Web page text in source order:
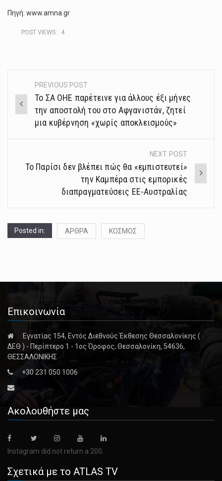
Πηγή: www.amna.gr
POST VIEWS: 4
Post
navigation
PREVIOUS POST
Το ΣΑ ΟΗΕ παρέτεινε για άλλους έξι μήνες
την αποστολή του στο Αφγανιστάν, ζητεί
μια κυβέρνηση «χωρίς αποκλεισμούς»
NEXT POST
Το Παρίσι δεν βλέπει πώς θα «εμπιστευτεί»
την Καμπέρα στις εμπορικές
διαπραγματεύσεις ΕΕ-Αυστραλίας
Posted in: ΑΡΘΡΑ ΚΟΣΜΟΣ
Επικοινωνία
Εγνατίας 154, Εντός Διεθνούς Έκθεσης Θεσσαλονίκης (
ΔΕΘ ) - Περίπτερο 1 - 1ος Όροφος, Θεσσαλονίκη, 54636,
ΘΕΣΣΑΛΟΝΙΚΗΣ
+30 231 050 1006
Ακολουθήστε μας
Instagram did not return a 200.
Σχετικά με το ATLAS TV